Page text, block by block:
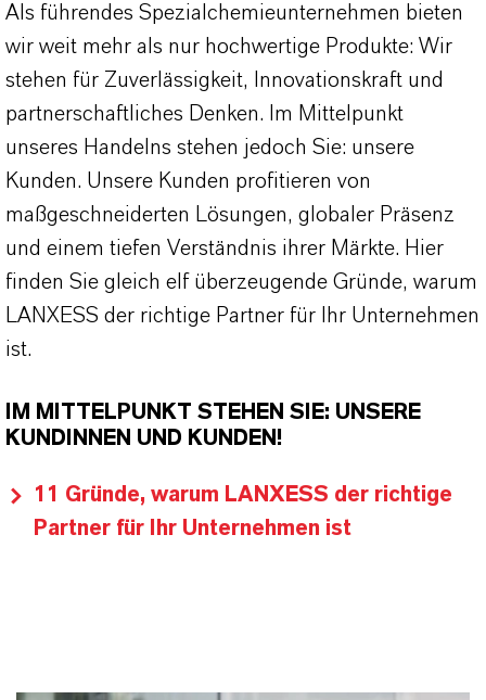
Als führendes Spezialchemieunternehmen bieten
wir weit mehr als nur hochwertige Produkte: Wir
stehen für Zuverlässigkeit, Innovationskraft und
partnerschaftliches Denken. Im Mittelpunkt
unseres Handelns stehen jedoch Sie: unsere
Kunden. Unsere Kunden profitieren von
maßgeschneiderten Lösungen, globaler Präsenz
und einem tiefen Verständnis ihrer Märkte. Hier
finden Sie gleich elf überzeugende Gründe, warum
LANXESS der richtige Partner für Ihr Unternehmen
ist.
IM MITTELPUNKT STEHEN SIE: UNSERE
KUNDINNEN UND KUNDEN!
11 Gründe, warum LANXESS der richtige
Partner für Ihr Unternehmen ist